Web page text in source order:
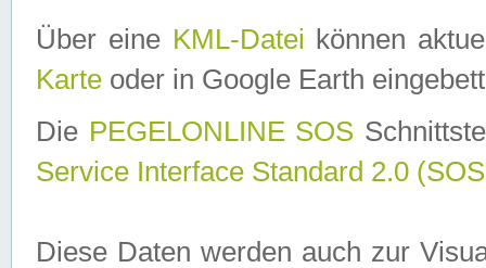
Über eine KML-Datei können
Karte oder in Google Earth
Die PEGELONLINE SOS
Service Interface Standard 2.0
Diese Daten werden auch zur